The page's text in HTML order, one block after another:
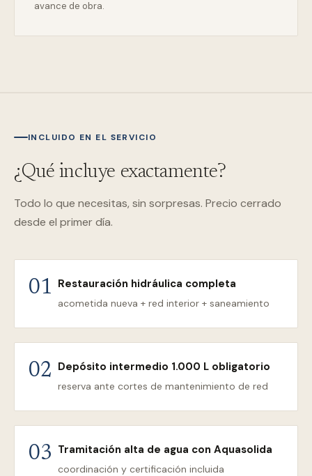
avance de obra.
INCLUIDO EN EL SERVICIO
¿Qué incluye exactamente?
Todo lo que necesitas, sin sorpresas. Precio cerrado
desde el primer día.
01 Restauración hidráulica completa
acometida nueva + red interior + saneamiento
02 Depósito intermedio 1.000 L obligatorio
reserva ante cortes de mantenimiento de red
03 Tramitación alta de agua con Aquasolida
coordinación y certificación incluida